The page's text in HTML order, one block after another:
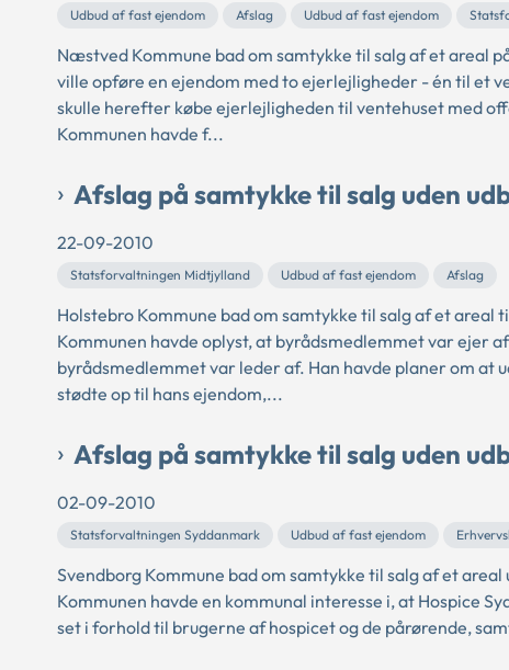
Udbud af fast ejendom Afslag Udbud af fast ejendom
Næstved Kommune bad om samtykke til salg af et areal
ville opføre en ejendom med to ejerlejligheder - én til et
skulle herefter købe ejerlejligheden til ventehuset med
Kommunen havde f...
Afslag på samtykke til salg uden
22-09-2010
Statsforvaltningen Midtjylland Udbud af fast ejendom Afslag
Holstebro Kommune bad om samtykke til salg af et areal
Kommunen havde oplyst, at byrådsmedlemmet var ejer
byrådsmedlemmet var leder af. Han havde planer om at
stødte op til hans ejendom,...
Afslag på samtykke til salg uden
02-09-2010
Statsforvaltningen Syddanmark Udbud af fast ejendom
Svendborg Kommune bad om samtykke til salg af et
Kommunen havde en kommunal interesse i, at Hospice
set i forhold til brugerne af hospicet og de pårørende,